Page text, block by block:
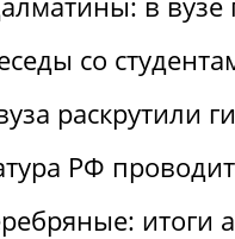
со
раскрутили
РФ